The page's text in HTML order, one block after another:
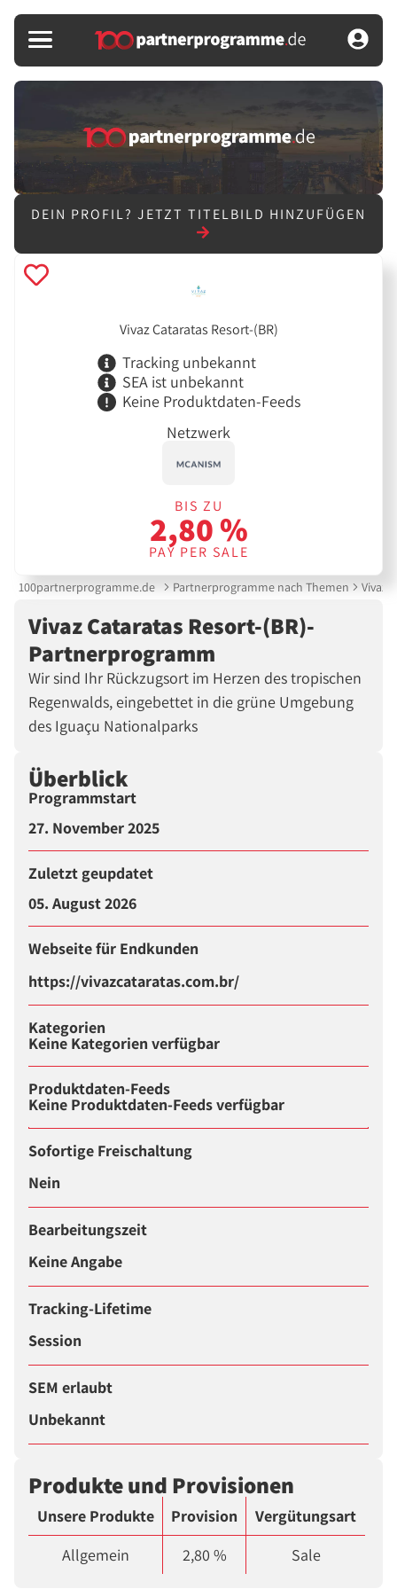
DEIN PROFIL? JETZT TITELBILD HINZUFÜGEN
Vivaz Cataratas Resort-(BR)
Tracking unbekannt
SEA ist unbekannt
Keine Produktdaten-Feeds
Netzwerk
BIS ZU
2,80 %
PAY PER SALE
100partnerprogramme.de Partnerprogramme nach Themen Vivaz
Vivaz Cataratas Resort-(BR)-
Partnerprogramm
Wir sind Ihr Rückzugsort im Herzen des tropischen
Regenwalds, eingebettet in die grüne Umgebung
des Iguaçu Nationalparks
Überblick
Programmstart
27. November 2025
Zuletzt geupdatet
05. August 2026
Webseite für Endkunden
https://vivazcataratas.com.br/
Kategorien
Keine Kategorien verfügbar
Produktdaten-Feeds
Keine Produktdaten-Feeds verfügbar
Sofortige Freischaltung
Nein
Bearbeitungszeit
Keine Angabe
Tracking-Lifetime
Session
SEM erlaubt
Unbekannt
Produkte und Provisionen
Unsere Produkte Provision
Vergütungsart
Allgemein
2,80 % Sale